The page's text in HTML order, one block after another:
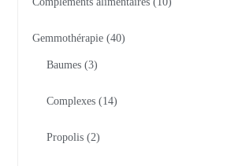
Gemmothérapie 40
Baumes 3
Complexes 14
Propolis 2